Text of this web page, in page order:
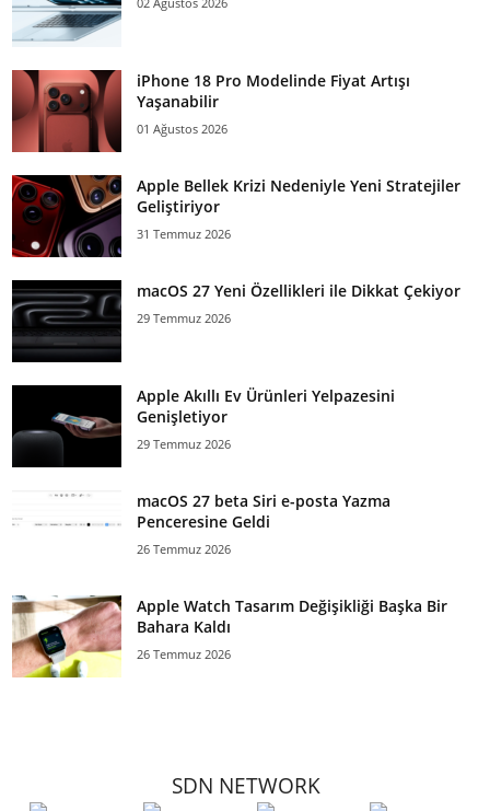
iPhone 18 Pro Modelinde Fiyat Artışı
Yaşanabilir
01 Ağustos 2026
Apple Bellek Krizi Nedeniyle Yeni Stratejiler
Geliştiriyor
31 Temmuz 2026
macOS 27 Yeni Özellikleri ile Dikkat Çekiyor
29 Temmuz 2026
Apple Akıllı Ev Ürünleri Yelpazesini
Genişletiyor
29 Temmuz 2026
macOS 27 beta Siri e-posta Yazma
Penceresine Geldi
26 Temmuz 2026
Apple Watch Tasarım Değişikliği Başka Bir
Bahara Kaldı
26 Temmuz 2026
SDN NETWORK